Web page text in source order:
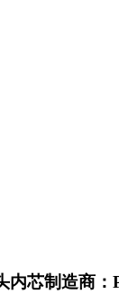
内芯制造商